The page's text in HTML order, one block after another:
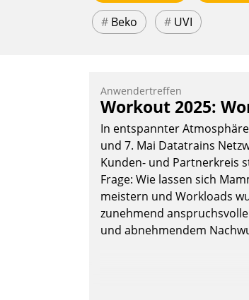
# Beko # UVI
Anwendertreffen
Workout 2025:
In entspannter
und 7. Mai Datatrains
Kunden- und Partnerkreis
Frage: Wie lassen sich
meistern und Workloads
zunehmend
und abnehmendem